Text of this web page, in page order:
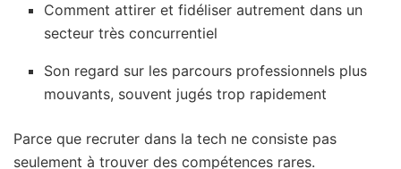
Comment attirer et fidéliser autrement dans un
secteur très concurrentiel
Son regard sur les parcours professionnels plus
mouvants, souvent jugés trop rapidement
Parce que recruter dans la tech ne consiste pas
seulement à trouver des compétences rares.